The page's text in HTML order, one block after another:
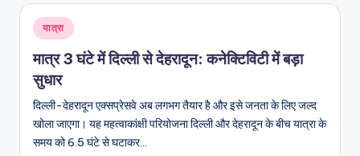
और
विश्व
Posted
in
यात्रा
मात्र 3 घंटे में दिल्ली से देहरादून: कनेक्टिविटी में बड़ा
सुधार
दिल्ली-देहरादून एक्सप्रेसवे अब लगभग तैयार है और इसे जनता के लिए जल्द
खोला जाएगा। यह महत्वाकांक्षी परियोजना दिल्ली और देहरादून के बीच यात्रा के
समय को 6.5 घंटे से घटाकर…